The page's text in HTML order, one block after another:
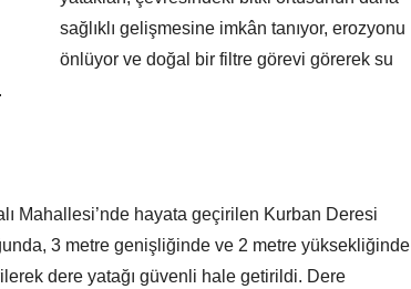
sağlıklı gelişmesine imkân tanıyor, erozyonu
önlüyor ve doğal bir filtre görevi görerek su
Mahallesi’nde hayata geçirilen Kurban Deresi
3 metre genişliğinde ve 2 metre yüksekliğinde
dere yatağı güvenli hale getirildi. Dere